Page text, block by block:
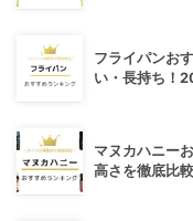
フライパンお
い・長持ち！
マヌカハニー
高さを徹底比